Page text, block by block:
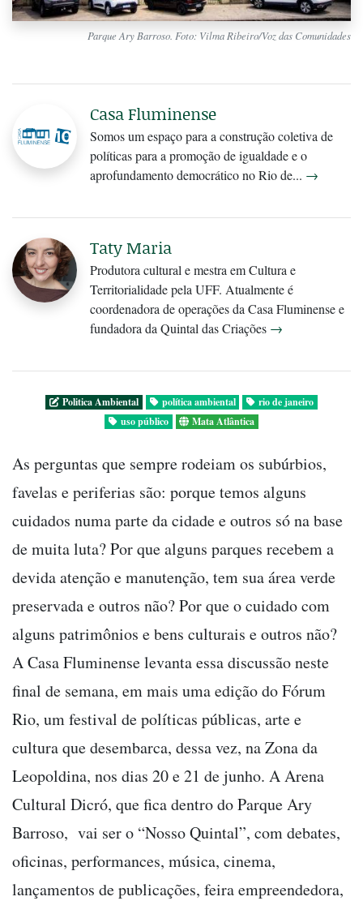
Parque Ary Barroso. Foto: Vilma Ribeiro/Voz das Comunidades
Casa Fluminense
Somos um espaço para a construção coletiva de
políticas para a promoção de igualdade e o
aprofundamento democrático no Rio de... →
Taty Maria
Produtora cultural e mestra em Cultura e
Territorialidade pela UFF. Atualmente é
coordenadora de operações da Casa Fluminense e
fundadora da Quintal das Criações →
Politica Ambiental política ambiental
rio de janeiro
uso público
Mata Atlântica
As perguntas que sempre rodeiam os subúrbios,
favelas e periferias são: porque temos alguns
cuidados numa parte da cidade e outros só na base
de muita luta? Por que alguns parques recebem a
devida atenção e manutenção, tem sua área verde
preservada e outros não? Por que o cuidado com
alguns patrimônios e bens culturais e outros não?
A Casa Fluminense levanta essa discussão neste
final de semana, em mais uma edição do Fórum
Rio, um festival de políticas públicas, arte e
cultura que desembarca, dessa vez, na Zona da
Leopoldina, nos dias 20 e 21 de junho. A Arena
Cultural Dicró, que fica dentro do Parque Ary
Barroso, vai ser o “Nosso Quintal”, com debates,
oficinas, performances, música, cinema,
lançamentos de publicações, feira empreendedora,